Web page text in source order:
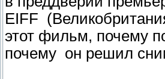
EIFF
этот фильм, почему
почему он решил